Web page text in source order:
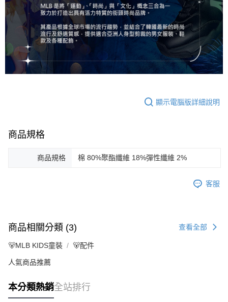
顯示電腦版詳細說明
商品規格
商品規格 棉 80%聚酯纖維 18%彈性纖維 2%
客服
商品相關分類 (3) 查看全部
🐻MLB KIDS童裝 🐻配件
人氣商品推薦
本分類熱銷全站排行